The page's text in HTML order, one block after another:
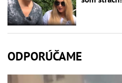
ODPORÚČAME